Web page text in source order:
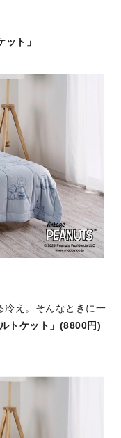
ト」
冷え。そんなときに一
トケット」(8800円)